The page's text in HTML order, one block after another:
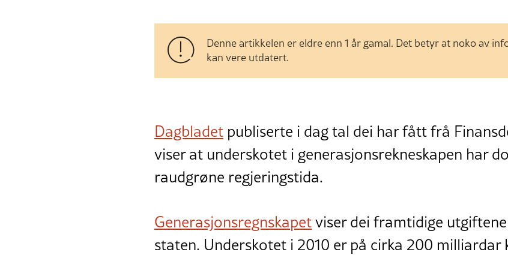
Denne artikkelen er eldre enn 1 år gamal. Det betyr at noko av
kan vere utdatert.
Dagbladet publiserte i dag tal dei har fått frå
viser at underskotet i generasjonsrekneskapen har
raudgrøne regjeringstida.
Generasjonsregnskapetviser dei framtidige
staten. Underskotet i 2010 er på cirka 200 milliardar